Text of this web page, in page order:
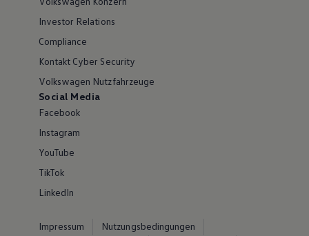
Investor Relations
Compliance
Kontakt Cyber Security
Volkswagen Nutzfahrzeuge
Social Media
Facebook
Instagram
YouTube
TikTok
LinkedIn
Impressum
Nutzungsbedingungen